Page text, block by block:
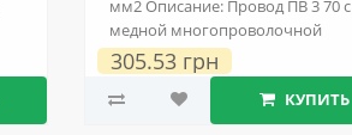
мм2 Описание: Провод ПВ 3 70 с
медной многопроволочной
токопровод..
305.53 грн
КУПИТЬ